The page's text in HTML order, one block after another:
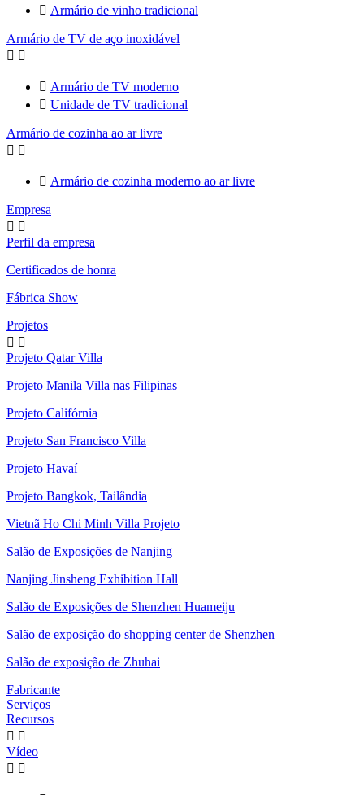
 Armário de vinho tradicional
Armário de TV de aço inoxidável
 
 Armário de TV moderno
 Unidade de TV tradicional
Armário de cozinha ao ar livre
 
 Armário de cozinha moderno ao ar livre
Empresa
 
Perfil da empresa
Certificados de honra
Fábrica Show
Projetos
 
Projeto Qatar Villa
Projeto Manila Villa nas Filipinas
Projeto Califórnia
Projeto San Francisco Villa
Projeto Havaí
Projeto Bangkok, Tailândia
Vietnã Ho Chi Minh Villa Projeto
Salão de Exposições de Nanjing
Nanjing Jinsheng Exhibition Hall
Salão de Exposições de Shenzhen Huameiju
Salão de exposição do shopping center de Shenzhen
Salão de exposição de Zhuhai
Fabricante
Serviços
Recursos
 
Vídeo
 